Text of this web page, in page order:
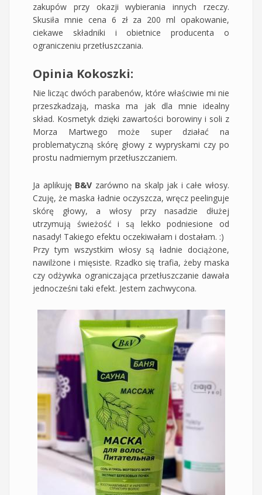
zakupów przy okazji wybierania innych rzeczy.
Skusiła mnie cena 6 zł za 200 ml opakowanie,
ciekawe składniki i obietnice producenta o
ograniczeniu przetłuszczania.
Opinia Kokoszki:
Nie licząc dwóch parabenów, które właściwie mi nie
przeszkadzają, maska ma jak dla mnie idealny
skład. Kosmetyk dzięki zawartości borowiny i soli z
Morza Martwego może super działać na
problematyczną skórę głowy z wypryskami czy po
prostu nadmiernym przetłuszczaniem.
Ja aplikuję B&V zarówno na skalp jak i całe włosy.
Czuję, że maska ładnie oczyszcza, wręcz peelinguje
skórę głowy, a włosy przy nasadzie dłużej
utrzymują świeżość i są lekko podniesione od
nasady! Takiego efektu oczekiwałam i dostałam. :)
Przy tym wszystkim włosy są ładnie dociążone,
nawilżone i mięsiste. Rzadko się trafia, żeby maska
czy odżywka ograniczająca przetłuszczanie dawała
jednocześni taki efekt. Jestem zachwycona.